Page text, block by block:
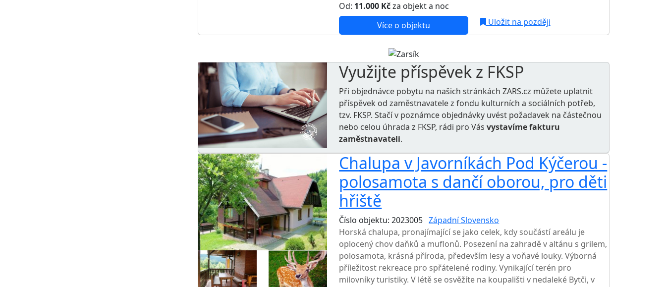
Od: 11.000 Kčza objekt a noc
Více o objektu
Uložit na později
Využijte příspěvek z FKSP
Při objednávce pobytu na našich stránkách ZARS.cz můžete uplatnit
příspěvek od zaměstnavatele zfondu kulturních a sociálních potřeb,
tzv. FKSP. Stačí v poznámce objednávky uvést požadavek na částečnou
nebo celou úhrada z FKSP, rádi pro Vásvystavíme fakturu
zaměstnavateli.
Chalupa v Javorníkách Pod Kýčerou -
polosamota s dančí oborou, pro děti
hřiště
Číslo objektu: 2023005 Západní Slovensko
Horská chalupa, pronajímající se jako celek, kdy součástí areálu je
oplocený chov daňků a muflonů. Posezení na zahradě v altánu s grilem,
polosamota, krásná příroda, především lesy a voňavé louky. Výborná
příležitost rekreace pro spřátelené rodiny. Vynikající terén pro
milovníky turistiky. V létě se osvěžíte na koupališti v nedaleké Bytči, v